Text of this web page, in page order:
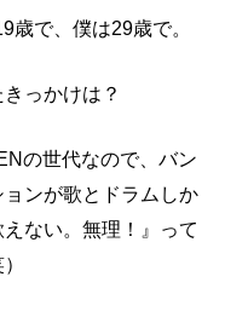
歳で、僕は29歳で。
っかけは？
の世代なので、バン
ンが歌とドラムしか
ない。無理！』って